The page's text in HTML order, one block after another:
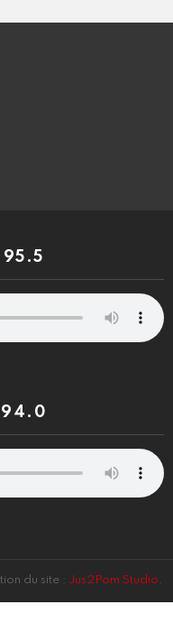
95.5
94.0
du site : Jus2Pom Studio .